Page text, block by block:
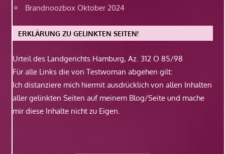
Brandnoozbox Oktober 2024
ERKLÄRUNG ZU GELINKTEN SEITEN!
Urteil des Landgerichts Hamburg, Az. 312 O 85/98
Für alle Links die von Testwoman abgehen gilt:
Ich distanziere mich hiermit ausdrücklich von allen Inhalten
aller gelinkten Seiten auf meinem Blog/Seite und mache
mir diese Inhalte nicht zu Eigen.